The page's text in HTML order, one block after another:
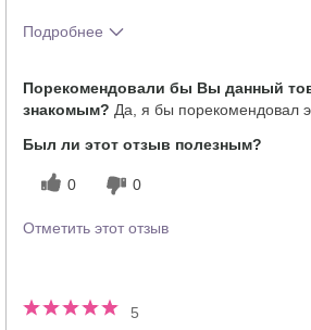
Подробнее
продукта?
Как отличается опыт использования
этого продукта от декоративной
Порекомендовали бы Вы данный
знакомым? Да, я бы порекомендовал
Был ли этот отзыв полезным?
0 0
Отметить этот отзыв
5